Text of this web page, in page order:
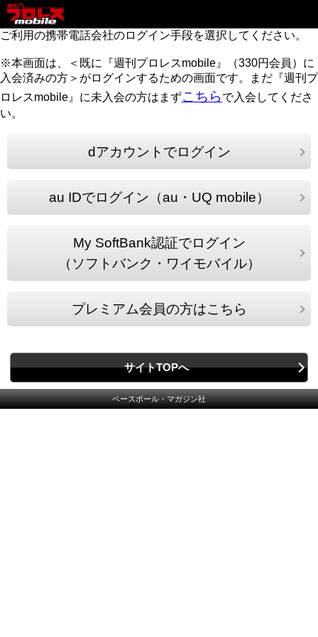
ご利用の携帯電話会社のログイン手段を選択してください。
※本画面は、＜既に『週刊プロレスmobile』（330円会員）に
入会済みの方＞がログインするための画面です。まだ『週刊プ
ロレスmobile』に未入会の方はまずこちら で入会してくださ
い。
dアカウントでログイン
au IDでログイン（au・UQ mobile）
My SoftBank認証でログイン
（ソフトバンク・ワイモバイル）
プレミアム会員の方はこちら
サイトTOPへ
ベースボール・マガジン社